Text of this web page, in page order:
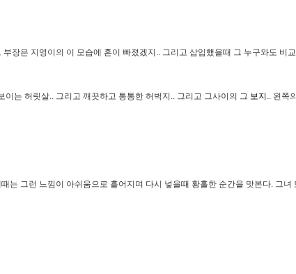
장은 지영이의 이 모습에 혼이 빠졌겠지.. 그리고 삽입했을때 그 누구와도 비
는 허릿살.. 그리고 깨끗하고 통통한 허벅지.. 그리고 그사이의 그 보지 .. 왼쪽
는 그런 느낌이 아쉬움으로 흩어지며 다시 넣을때 황홀한 순간을 맛본다. 그녀